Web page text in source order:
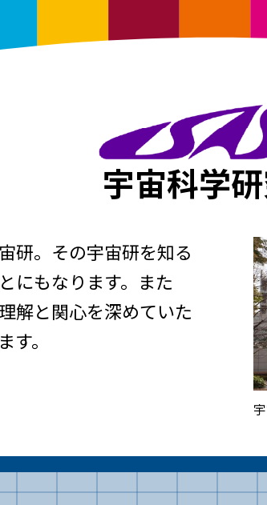
宇宙科学
研。その宇宙研を知る
にもなります。また
解と関心を深めていた
。